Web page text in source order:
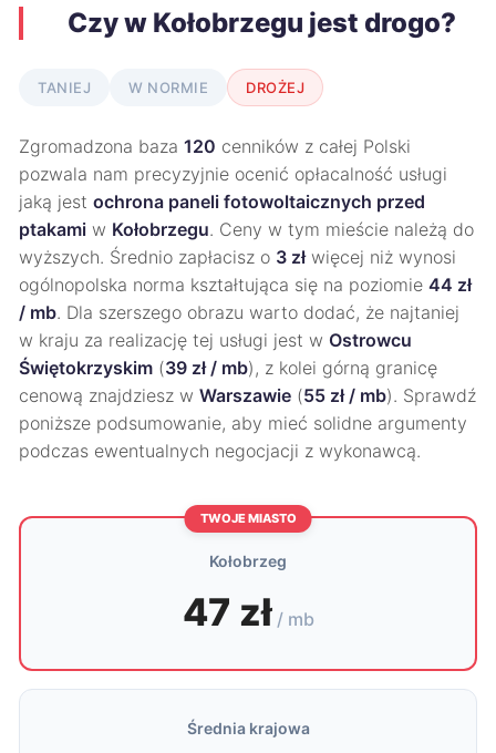
Czy w Kołobrzegu jest drogo?
TANIEJ W NORMIE DROŻEJ
Zgromadzona baza 120 cenników z całej Polski
pozwala nam precyzyjnie ocenić opłacalność usługi
jaką jest ochrona paneli fotowoltaicznych przed
ptakami w Kołobrzegu. Ceny w tym mieście należą do
wyższych. Średnio zapłacisz o 3 złwięcej niż wynosi
ogólnopolska norma kształtująca się na poziomie 44 zł
/ mb. Dla szerszego obrazu warto dodać, że najtaniej
w kraju za realizację tej usługi jest w Ostrowcu
Świętokrzyskim (39 zł / mb), z kolei górną granicę
cenową znajdziesz w Warszawie (55 zł / mb). Sprawdź
poniższe podsumowanie, aby mieć solidne argumenty
podczas ewentualnych negocjacji z wykonawcą.
TWOJE MIASTO
Kołobrzeg
47 zł / mb
Średnia krajowa